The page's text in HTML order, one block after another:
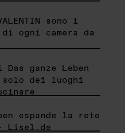
sono i
ogni camera da
Das ganze Leben
solo dei luoghi
espande la rete
Lisel.de